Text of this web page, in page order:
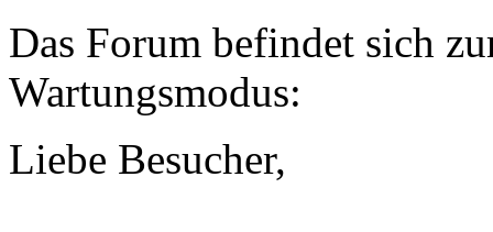
Das Forum befindet sich
Wartungsmodus:
Liebe Besucher,